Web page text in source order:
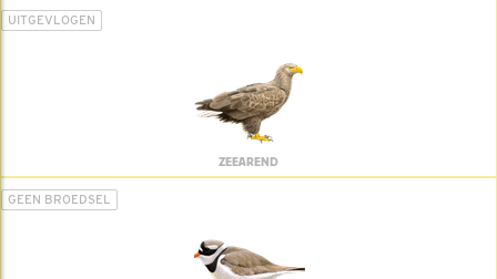
UITGEVLOGEN
ZEEAREND
GEEN BROEDSEL